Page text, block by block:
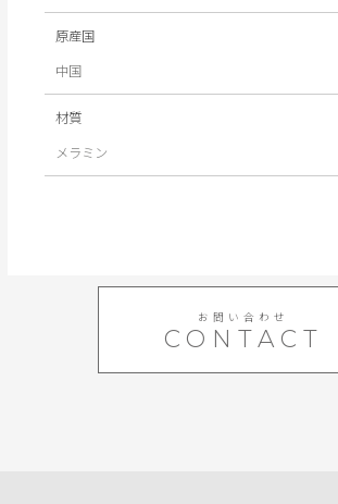
原産国
中国
材質
メラミン
お問い合わせ
CONTACT